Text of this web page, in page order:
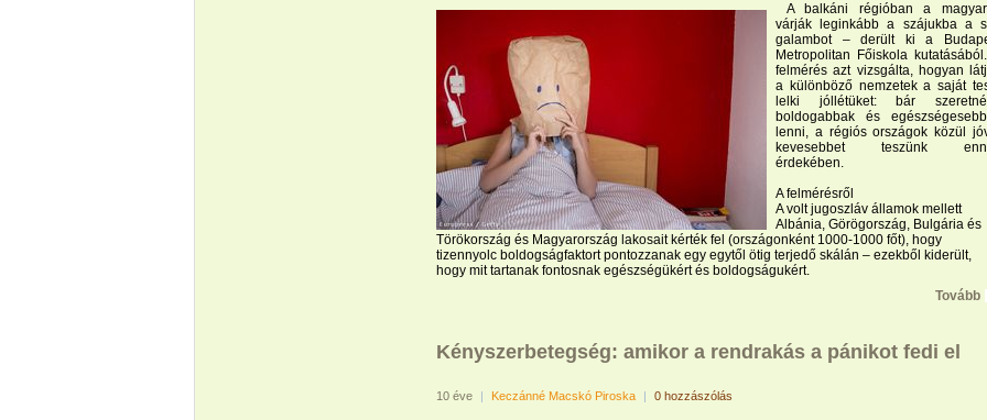
A balkáni régióban a
várják leginkább a szájukba a
galambot – derült ki a
Metropolitan Főiskola
felmérés azt vizsgálta, hogyan
a különböző nemzetek a saját
lelki jóllétüket: bár
boldogabbak és
lenni, a régiós országok közül
kevesebbet teszünk
érdekében.
A felmérésről
A volt jugoszláv államok mellett
Albánia, Görögország, Bulgária és
Törökország és Magyarország lakosait kérték fel (országonként 1000-1000 főt), hogy
tizennyolc boldogságfaktort pontozzanak egy egytől ötig terjedő skálán – ezekből kiderült,
hogy mit tartanak fontosnak egészségükért és boldogságukért.
Tovább
Kényszerbetegség: amikor a rendrakás a pánikot fedi el
10 éve | Keczánné Macskó Piroska | 0 hozzászólás